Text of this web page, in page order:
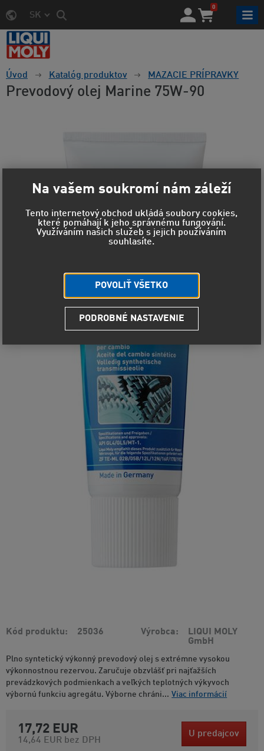
SK
0
Úvod Katalóg produktov MAZACIE PRÍPRAVKY
Prevodový olej Marine 75W-90
Kód produktu 25036 Výrobca
LIQUI MOLY
GmbH
Plno syntetický výkonný prevodový olej s extrémne vysokou
výkonnostnou rezervou. Zaručuje obzvlášť pri najťažších
prevádzkových podmienkach a veľkých teplotných výkyvoch
výbornú funkciu agregátu. Výborne chráni... Viac informácií
17,72 EUR
14,64 EUR bez DPH
U predajcov
Na vašem soukromí nám záleží
Tento internetový obchod ukládá soubory cookies,
které pomáhají k jeho správnému fungování.
Využíváním našich služeb s jejich používáním
souhlasíte.
POVOLIŤ VŠETKO
PODROBNÉ NASTAVENIE